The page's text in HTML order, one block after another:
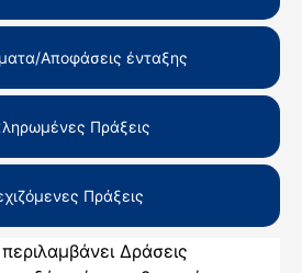
Αποφάσεις ένταξης
Πράξεις
Πράξεις
Δράσεις